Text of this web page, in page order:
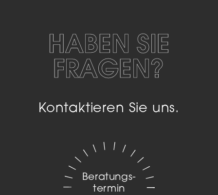
HABEN SIE
FRAGEN?
Kontaktieren Sie uns.
Beratungs­
termin